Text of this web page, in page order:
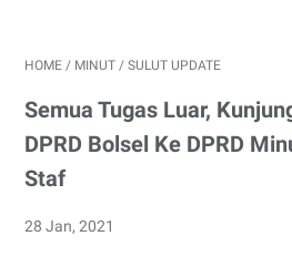
HOME / MINUT / SULUT UPDATE
Semua Tugas Luar,
DPRD Bolsel Ke DPRD
Staf
28 Jan, 2021